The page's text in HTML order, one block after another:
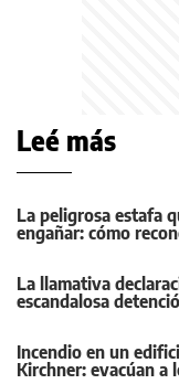
Leé más
La peligrosa estafa
engañar: cómo
La llamativa
escandalosa
Incendio en un
Kirchner: evacúan a